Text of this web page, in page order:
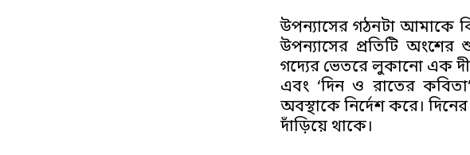
উপন্যাসের গঠনটা আমাকে
উপন্যাসের প্রতিটি
গদ্যের ভেতরে লুকানো এক
এবং ‘দিন ও রাতের
অবস্থাকে নির্দেশ করে।
দাঁড়িয়ে থাকে।